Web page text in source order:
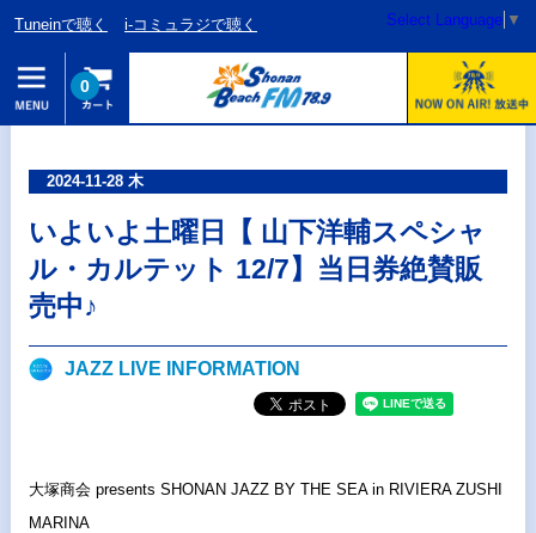
Tuneinで聴く i-コミュラジで聴く Select Language ▼
0
2024-11-28 木
いよいよ土曜日【 山下洋輔スペシャ
ル・カルテット 12/7】当日券絶賛販
売中♪
JAZZ LIVE INFORMATION
大塚商会 presents SHONAN JAZZ BY THE SEA in RIVIERA ZUSHI
MARINA